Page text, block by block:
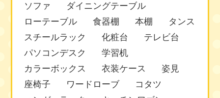
ソファ
ダイニングテーブル
ローテーブル
食器棚 本棚
タンス
スチールラック
化粧台
テレビ台
パソコンデスク
学習机
カラーボックス
衣装ケース
姿見
座椅子
ワードローブ
コタツ